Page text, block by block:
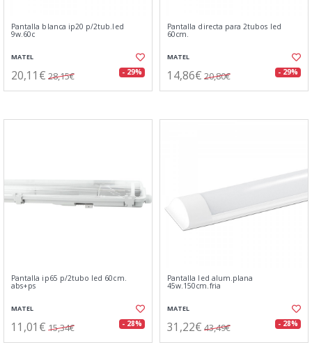
Pantalla blanca ip20 p/2tub.led
9w.60c
MATEL
20,11€ 28,15€ - 29%
Pantalla directa para 2tubos led
60cm.
MATEL
14,86€ 20,80€ - 29%
Pantalla ip65 p/2tubo led 60cm.
abs+ps
MATEL
11,01€ 15,34€ - 28%
Pantalla led alum.plana
45w.150cm.fria
MATEL
31,22€ 43,49€ - 28%